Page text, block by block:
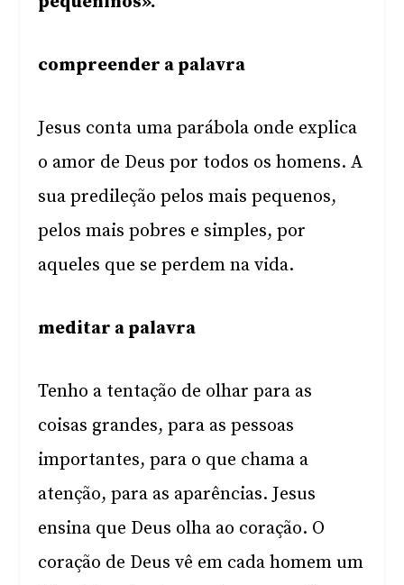
compreender a palavra
Jesus conta uma parábola onde explica
o amor de Deus por todos os homens. A
sua predileção pelos mais pequenos,
pelos mais pobres e simples, por
aqueles que se perdem na vida.
meditar a palavra
Tenho a tentação de olhar para as
coisas grandes, para as pessoas
importantes, para o que chama a
atenção, para as aparências. Jesus
ensina que Deus olha ao coração. O
coração de Deus vê em cada homem um